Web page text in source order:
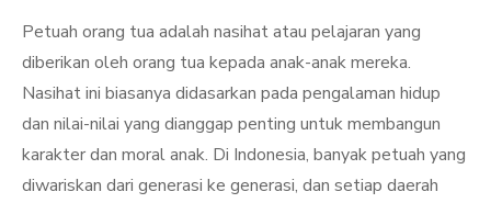
Petuah orang tua adalah nasihat atau pelajaran yang
diberikan oleh orang tua kepada anak-anak mereka.
Nasihat ini biasanya didasarkan pada pengalaman hidup
dan nilai-nilai yang dianggap penting untuk membangun
karakter dan moral anak. Di Indonesia, banyak petuah yang
diwariskan dari generasi ke generasi, dan setiap daerah